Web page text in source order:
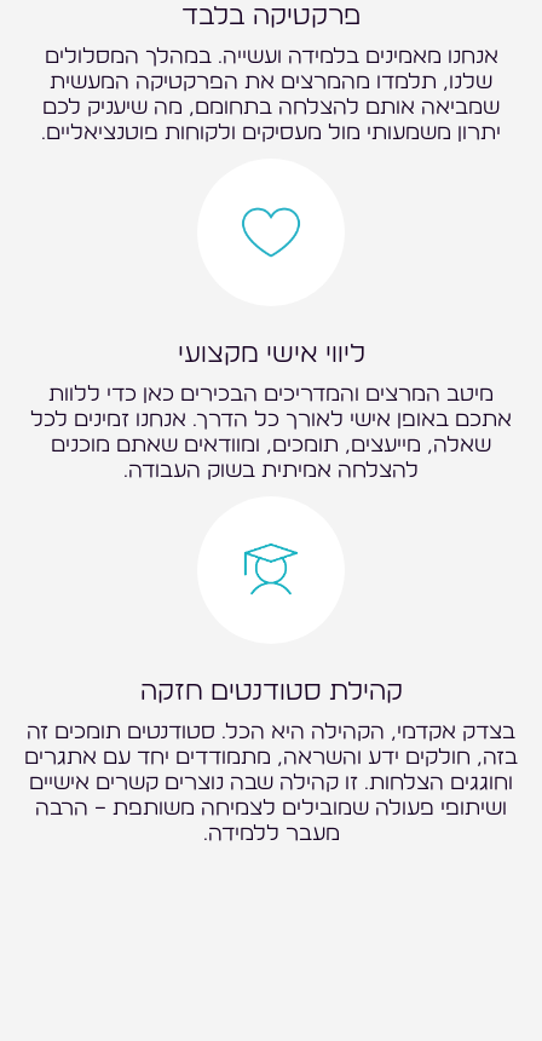
פרקטיקה בלבד
אנחנו מאמינים בלמידה ועשייה. במהלך המסלולים
שלנו, תלמדו מהמרצים את הפרקטיקה המעשית
שמביאה אותם להצלחה בתחומם, מה שיעניק לכם
יתרון משמעותי מול מעסיקים ולקוחות פוטנציאליים.
ליווי אישי מקצועי
מיטב המרצים והמדריכים הבכירים כאן כדי ללוות
אתכם באופן אישי לאורך כל הדרך. אנחנו זמינים לכל
שאלה, מייעצים, תומכים, ומוודאים שאתם מוכנים
להצלחה אמיתית בשוק העבודה.
קהילת סטודנטים חזקה
בצדק אקדמי, הקהילה היא הכל. סטודנטים תומכים זה
בזה, חולקים ידע והשראה, מתמודדים יחד עם אתגרים
וחוגגים הצלחות. זו קהילה שבה נוצרים קשרים אישיים
ושיתופי פעולה שמובילים לצמיחה משותפת – הרבה
מעבר ללמידה.